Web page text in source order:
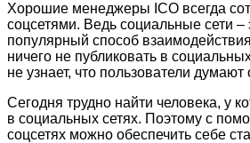
Хорошие менеджеры ICO всегда
соцсетями. Ведь социальные сети –
популярный способ
ничего не публиковать в
не узнает, что пользователи
Сегодня трудно найти человека, у
в социальных сетях. Поэтому с
соцсетях можно обеспечить себе